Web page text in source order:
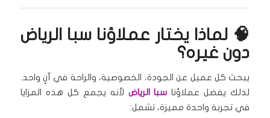
🧠 لماذا يختار عملاؤنا سبا الرياض
دون غيره؟
يبحث كل عميل عن الجودة، الخصوصية، والراحة في آنٍ واحد.
لذلك يفضل عملاؤنا سبا الرياض لأنه يجمع كل هذه المزايا
في تجربة واحدة مميزة، تشمل: